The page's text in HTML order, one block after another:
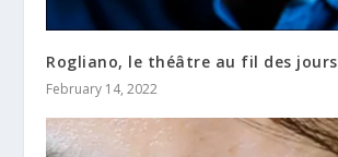
Rogliano, le théâtre au fil des jours
February 14, 2022